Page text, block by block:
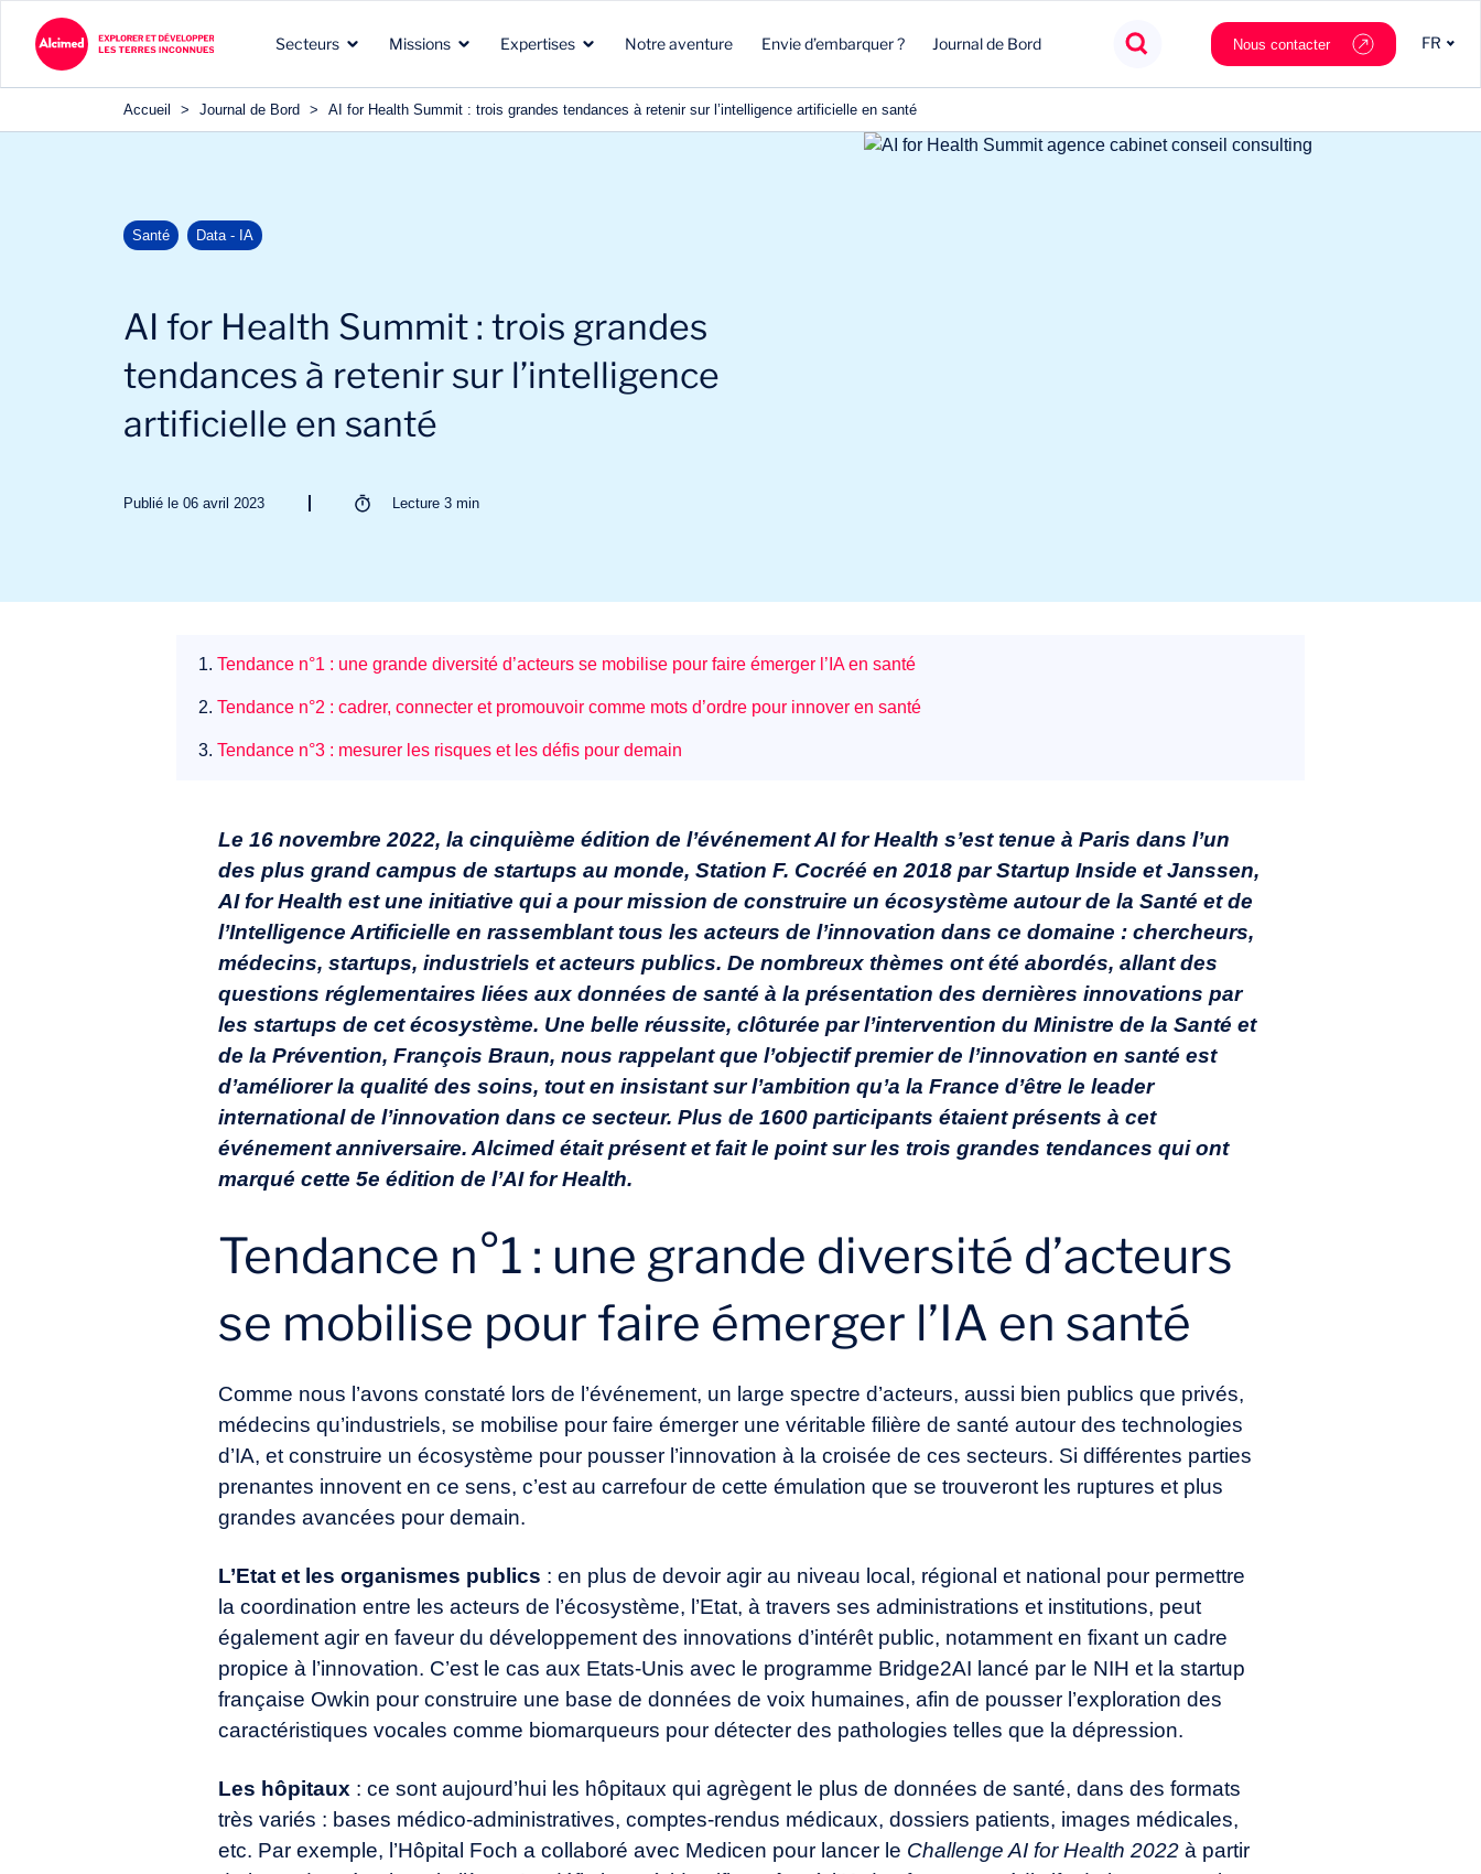
Secteurs
Les terres d’exploration
intervenons
Missions
Les types de missions que
clients
Expertises
Nos expertises reconnues
clients
Notre aventure Envie d’embarquer ? Journal de Bord Nous contacter FR
Accueil > Journal de Bord > AI for Health Summit : trois grandes tendances à retenir sur l’intelligence artificielle en santé
Santé Data - IA
AI for Health Summit : trois grandes
tendances à retenir sur l’intelligence
artificielle en santé
Publié le 06 avril 2023 Lecture 3 min
1. Tendance n°1 : une grande diversité d’acteurs se mobilise pour faire émerger l’IA en santé
2. Tendance n°2 : cadrer, connecter et promouvoir comme mots d’ordre pour innover en santé
3. Tendance n°3 : mesurer les risques et les défis pour demain
Le 16 novembre 2022, la cinquième édition de l’événement AI for Health s’est tenue à Paris dans l’un
des plus grand campus de startups au monde, Station F. Cocréé en 2018 par Startup Inside et Janssen,
AI for Health est une initiative qui a pour mission de construire un écosystème autour de la Santé et de
l’Intelligence Artificielle en rassemblant tous les acteurs de l’innovation dans ce domaine : chercheurs,
médecins, startups, industriels et acteurs publics. De nombreux thèmes ont été abordés, allant des
questions réglementaires liées aux données de santé à la présentation des dernières innovations par
les startups de cet écosystème. Une belle réussite, clôturée par l’intervention du Ministre de la Santé et
de la Prévention, François Braun, nous rappelant que l’objectif premier de l’innovation en santé est
d’améliorer la qualité des soins, tout en insistant sur l’ambition qu’a la France d’être le leader
international de l’innovation dans ce secteur. Plus de 1600 participants étaient présents à cet
événement anniversaire. Alcimed était présent et fait le point sur les trois grandes tendances qui ont
marqué cette 5e édition de l’AI for Health.
Tendance n°1 : une grande diversité d’acteurs
se mobilise pour faire émerger l’IA en santé
Comme nous l’avons constaté lors de l’événement, un large spectre d’acteurs, aussi bien publics que privés,
médecins qu’industriels, se mobilise pour faire émerger une véritable filière de santé autour des technologies
d’IA, et construire un écosystème pour pousser l’innovation à la croisée de ces secteurs. Si différentes parties
prenantes innovent en ce sens, c’est au carrefour de cette émulation que se trouveront les ruptures et plus
grandes avancées pour demain.
L’Etat et les organismes publics : en plus de devoir agir au niveau local, régional et national pour permettre
la coordination entre les acteurs de l’écosystème, l’Etat, à travers ses administrations et institutions, peut
également agir en faveur du développement des innovations d’intérêt public, notamment en fixant un cadre
propice à l’innovation. C’est le cas aux Etats-Unis avec le programme Bridge2AI lancé par le NIH et la startup
française Owkin pour construire une base de données de voix humaines, afin de pousser l’exploration des
caractéristiques vocales comme biomarqueurs pour détecter des pathologies telles que la dépression.
Les hôpitaux : ce sont aujourd’hui les hôpitaux qui agrègent le plus de données de santé, dans des formats
très variés : bases médico-administratives, comptes-rendus médicaux, dossiers patients, images médicales,
etc. Par exemple, l’Hôpital Foch a collaboré avec Medicen pour lancer le Challenge AI for Health 2022 à partir